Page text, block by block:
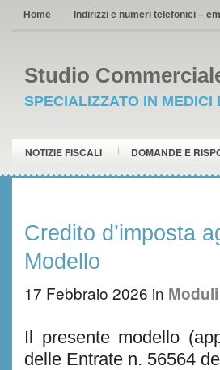
Home Indirizzi e numeri telefonici –
Studio
SPECIALIZZATO IN MEDICI
NOTIZIE FISCALI DOMANDE E
Credito d’imposta
Modello
17 Febbraio 2026 in Moduli
Il presente modello
delle Entrate n. 56564